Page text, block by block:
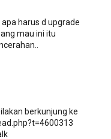
apa harus d upgrade
mau ini itu
berkunjung ke